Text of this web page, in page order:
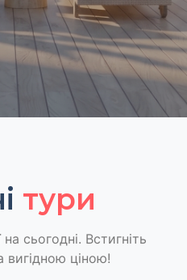
тури
сьогодні. Встигніть
вигідною ціною!